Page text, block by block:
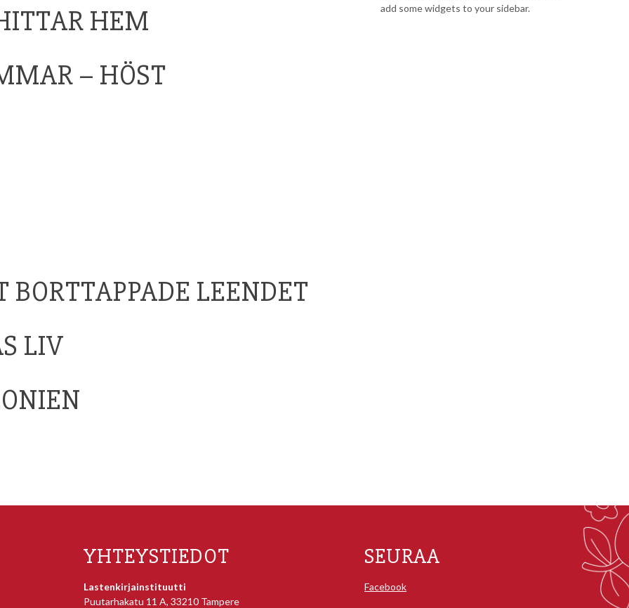
HEM
– HÖST
LEENDET
LIV
add some widgets to your sidebar.
YHTEYSTIEDOT
Lastenkirjainstituutti
Puutarhakatu 11 A, 33210 Tampere
SEURAA
Facebook